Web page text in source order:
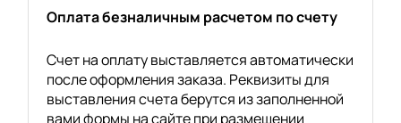
Оплата безналичным расчетом по счету
Счет на оплату выставляется автоматически
после оформления заказа. Реквизиты для
выставления счета берутся из заполненной
вами формы на сайте при размещении